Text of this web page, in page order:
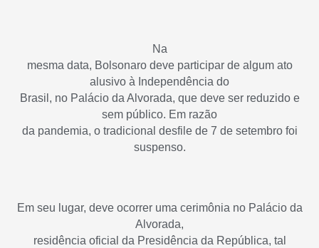
Na
mesma data, Bolsonaro deve participar de algum ato
alusivo à Independência do
Brasil, no Palácio da Alvorada, que deve ser reduzido e
sem público. Em razão
da pandemia, o tradicional desfile de 7 de setembro foi
suspenso.
Em seu lugar, deve ocorrer uma cerimônia no Palácio da
Alvorada,
residência oficial da Presidência da República, tal